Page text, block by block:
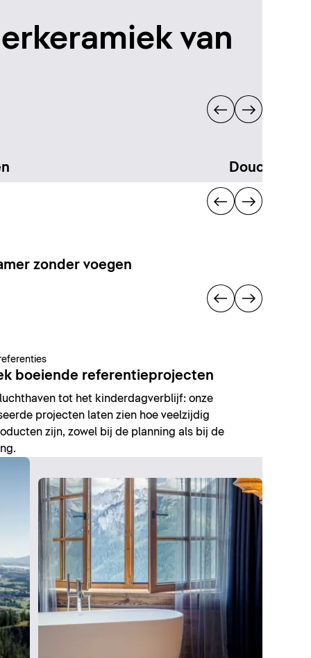
van
Douchen
zonder voegen
boeiende referentieprojecten
tot het kinderdagverblijf: onze
projecten laten zien hoe veelzijdig
zijn, zowel bij de planning als bij de